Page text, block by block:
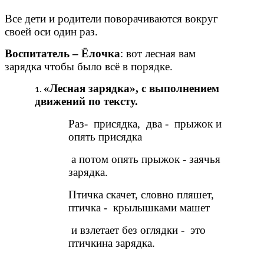
Все дети и родители поворачиваются вокруг
своей оси один раз.
Воспитатель – Ёлочка: вот лесная вам
зарядка чтобы было всё в порядке.
«Лесная зарядка», с выполнением
движений по тексту.
Раз- присядка, два - прыжок и
опять присядка
а потом опять прыжок - заячья
зарядка.
Птичка скачет, словно пляшет,
птичка - крылышками машет
и взлетает без оглядки - это
птичкина зарядка.